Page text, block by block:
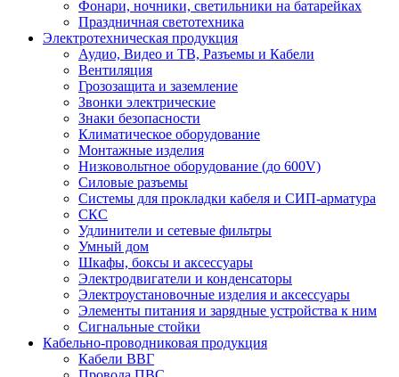
Фонари, ночники, светильники на батарейках
Праздничная светотехника
Электротехническая продукция
Аудио, Видео и ТВ, Разъемы и Кабели
Вентиляция
Грозозащита и заземление
Звонки электрические
Знаки безопасности
Климатическое оборудование
Монтажные изделия
Низковольтное оборудование (до 600V)
Силовые разъемы
Системы для прокладки кабеля и СИП-арматура
СКС
Удлинители и сетевые фильтры
Умный дом
Шкафы, боксы и аксессуары
Электродвигатели и конденсаторы
Электроустановочные изделия и аксессуары
Элементы питания и зарядные устройства к ним
Сигнальные стойки
Кабельно-проводниковая продукция
Кабели ВВГ